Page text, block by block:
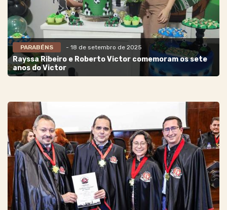
PARABÉNS - 18 de setembro de 2025
Rayssa Ribeiro e Roberto Victor comemoram os sete
anos do Victor